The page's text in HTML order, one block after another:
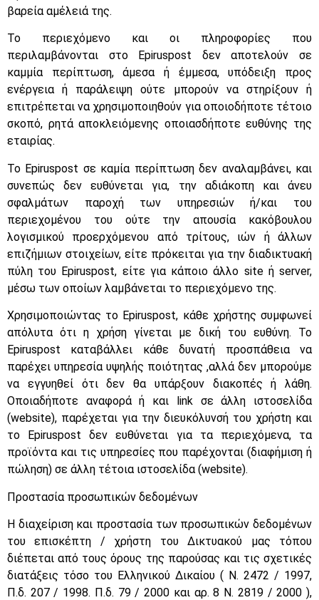
βαρεία αμέλειά της.
Το περιεχόμενο και οι πληροφορίες που
περιλαμβάνονται στο Epiruspost δεν αποτελούν σε
καμμία περίπτωση, άμεσα ή έμμεσα, υπόδειξη προς
ενέργεια ή παράλειψη ούτε μπορούν να στηρίξουν ή
επιτρέπεται να χρησιμοποιηθούν για οποιοδήποτε τέτοιο
σκοπό, ρητά αποκλειόμενης οποιασδήποτε ευθύνης της
εταιρίας.
Το Epiruspost σε καμία περίπτωση δεν αναλαμβάνει, και
συνεπώς δεν ευθύνεται για, την αδιάκοπη και άνευ
σφαλμάτων παροχή των υπηρεσιών ή/και του
περιεχομένου του ούτε την απουσία κακόβουλου
λογισμικού προερχόμενου από τρίτους, ιών ή άλλων
επιζήμιων στοιχείων, είτε πρόκειται για την διαδικτυακή
πύλη του Epiruspost, είτε για κάποιο άλλο site ή server,
μέσω των οποίων λαμβάνεται το περιεχόμενο της.
Χρησιμοποιώντας το Epiruspost, κάθε χρήστης συμφωνεί
απόλυτα ότι η χρήση γίνεται με δική του ευθύνη. Το
Epiruspost καταβάλλει κάθε δυνατή προσπάθεια να
παρέχει υπηρεσία υψηλής ποιότητας ,αλλά δεν μπορούμε
να εγγυηθεί ότι δεν θα υπάρξουν διακοπές ή λάθη.
Οποιαδήποτε αναφορά ή και link σε άλλη ιστοσελίδα
(website), παρέχεται για την διευκόλυνσή του χρήσtη και
το Epiruspost δεν ευθύνεται για τα περιεχόμενα, τα
προϊόντα και τις υπηρεσίες που παρέχονται (διαφήμιση ή
πώληση) σε άλλη τέτοια ιστοσελίδα (website).
Προστασία προσωπικών δεδομένων
Η διαχείριση και προστασία των προσωπικών δεδομένων
του επισκέπτη / χρήστη του Δικτυακού μας τόπου
διέπεται από τους όρους της παρούσας και τις σχετικές
διατάξεις τόσο του Ελληνικού Δικαίου ( Ν. 2472 / 1997,
Π.δ. 207 / 1998. Π.δ. 79 / 2000 και αρ. 8 Ν. 2819 / 2000 ),